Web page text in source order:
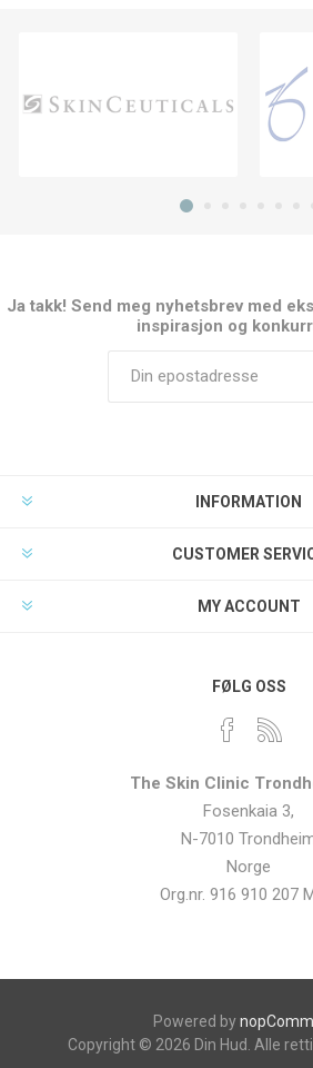
Ja takk! Send meg nyhetsbrev med
inspirasjon og
INFORMATION
CUSTOMER
MY ACCOUNT
FØLG OSS
The Skin Clinic
Fosenkaia 3,
N-7010
Norge
Org.nr. 916 910 207
Powered by
Copyright © 2026 Din Hud. Alle